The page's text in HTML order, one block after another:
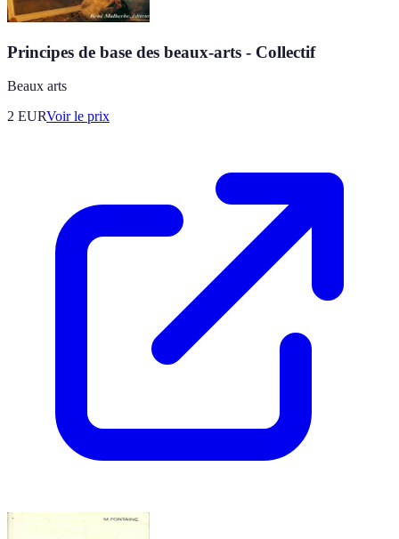
Principes de base des beaux-arts - Collectif
Beaux arts
2 EURVoir le prix